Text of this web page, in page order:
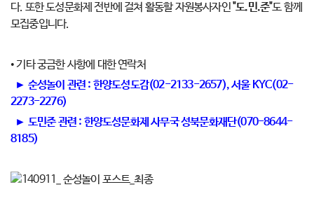
다. 또한 도성문화제 전반에 걸쳐 활동할 자원봉사자인"도.민.준"도 함께
모집중입니다.
• 기타 궁금한 사항에 대한 연락처
► 순성놀이 관련 : 한양도성도감(02-2133-2657), 서울 KYC(02-
2273-2276)
► 도민준 관련 : 한양도성문화제 사무국 성북문화재단(070-8644-
8185)